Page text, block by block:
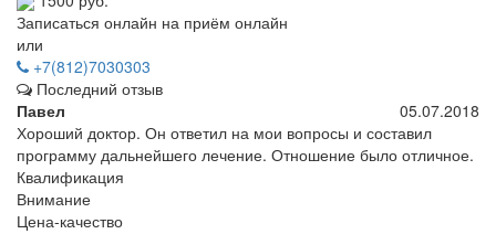
Записаться онлайн на приём онлайн
или
+7(812)7030303
Последний отзыв
Павел
05.07.2018
Хороший доктор. Он ответил на мои вопросы и составил
программу дальнейшего лечение. Отношение было отличное.
Квалификация
Внимание
Цена-качество